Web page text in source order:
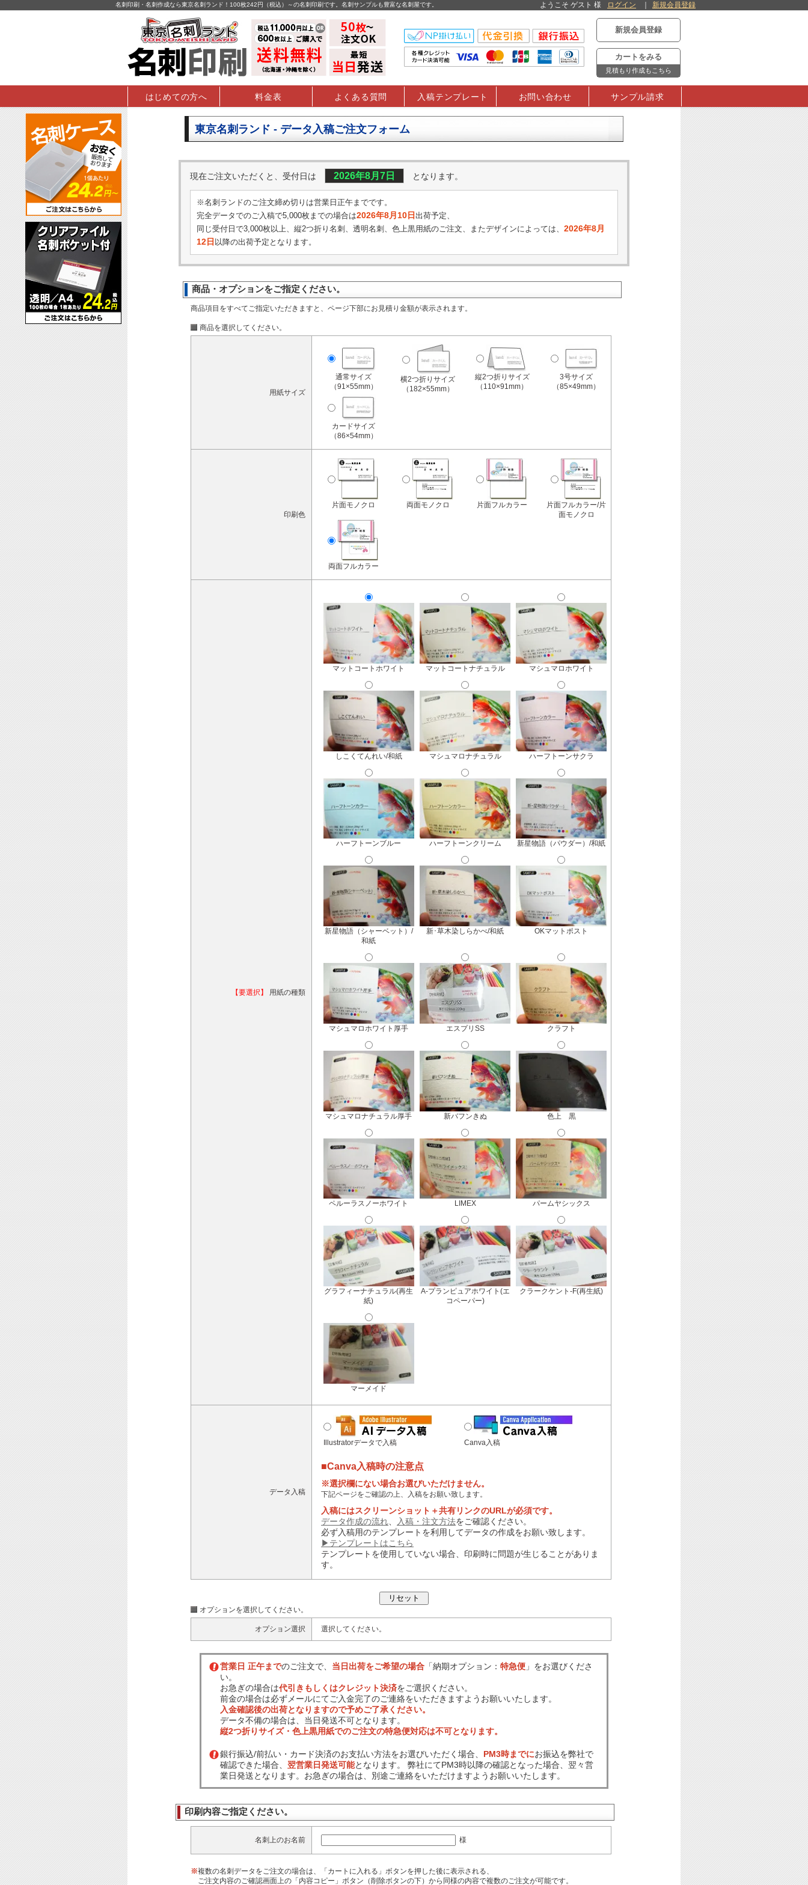
名刺印刷・名刺作成なら東京名刺ランド！100枚242円（税込）～の名刺印刷です。名刺サンプルも豊富な名刺屋です。 ようこそ ゲスト 様 ログイン 新規会員登録
新規会員登録
カートをみる
見積もり作成もこちら
はじめての方へ 料金表 よくある質問 入稿テンプレート お問い合わせ サンプル請求
東京名刺ランド - データ入稿ご注文フォーム
現在ご注文いただくと、受付日は 2026年8月7日 となります。
※名刺ランドのご注文締め切りは営業日正午までです。
完全データでのご入稿で5,000枚までの場合は2026年8月10日 出荷予定、
同じ受付日で3,000枚以上、縦2つ折り名刺、透明名刺、 色上黒用紙のご注文、またデザインによっては、 2026年8月
12日 以降の出荷予定となります。
商品・オプションをご指定ください。
商品項目をすべてご指定いただきますと、ページ下部にお見積り金額が表示されます。
商品を選択してください。
用紙サイズ
通常サイズ
（91×55mm）
横2つ折りサイズ
（182×55mm）
縦2つ折りサイズ
（110×91mm）
3号サイズ
（85×49mm）
カードサイズ
（86×54mm）
印刷色
片面モノクロ 両面モノクロ 片面フルカラー
片面フルカラー/片
面モノクロ
両面フルカラー
【要選択】 用紙の種類
マットコートホワイト マットコートナチュラル マシュマロホワイト
しこくてんれい/和紙 マシュマロナチュラル ハーフトーンサクラ
ハーフトーンブルー ハーフトーンクリーム 新星物語（パウダー）/和紙
新星物語（シャーベット）/
和紙
新･草木染しらかべ/和紙 OKマットポスト
マシュマロホワイト厚手 エスプリSS クラフト
マシュマロナチュラル厚手 新バフンきぬ 色上 黒
ペルーラスノーホワイト LIMEX パームヤシックス
グラフィーナチュラル(再生
紙)
A-プランピュアホワイト(エ
コペーパー)
クラークケント-F(再生紙)
マーメイド
データ入稿
Illustratorデータで入稿 Canva入稿
■Canva入稿時の注意点
※選択欄にない場合お選びいただけません。
下記ページをご確認の上、入稿をお願い致します。
入稿にはスクリーンショット＋共有リンクのURLが必須です。
データ作成の流れ
入稿・注文方法をご確認ください。
必ず入稿用のテンプレートを利用してデータの作成をお願い致します。
▶テンプレートはこちら
テンプレートを使用していない場合、印刷時に問題が生じることがありま
す。
オプションを選択してください。
オプション選択 選択してください。
営業日 正午までのご注文で、 当日出荷をご希望の場合 「納期オプション： 特急便 」をお選びくださ
い。
お急ぎの場合は代引きもしくはクレジット決済をご選択ください。
前金の場合は必ずメールにてご入金完了のご連絡をいただきますようお願いいたします。
入金確認後の出荷となりますので予めご了承ください。
データ不備の場合は、当日発送不可となります。
縦2つ折りサイズ・色上黒用紙でのご注文の特急便対応は不可となります。
銀行振込/前払い・カード決済のお支払い方法をお選びいただく場合、 PM3時までにお振込を弊社で
確認できた場合、 翌営業日発送可能となります。 弊社にてPM3時以降の確認となった場合、翌々営
業日発送となります。お急ぎの場合は、別途ご連絡をいただけますようお願いいたします。
印刷内容ご指定ください。
名刺上のお名前 様
※複数の名刺データをご注文の場合は、「カートに入れる」ボタンを押した後に表示される、
ご注文内容のご確認画面上の「内容コピー」ボタン（削除ボタンの下）から同様の内容で複数のご注文が可能です。